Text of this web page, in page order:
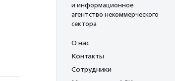
и информационное
агентство некоммерческого
сектора
О нас
Контакты
Сотрудники